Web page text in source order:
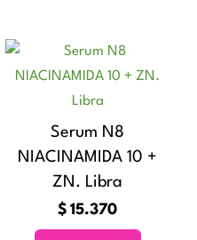
Serum N8
NIACINAMIDA 10 +
ZN. Libra
$ 15.370